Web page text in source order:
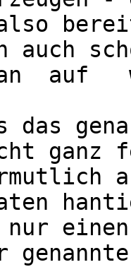
also
auf
das
ganz